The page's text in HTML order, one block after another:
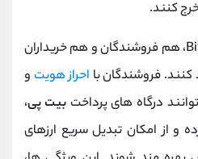
کنند.
برای استفاده از خدمات BitPay، هم فروشندگان و هم خریداران
کنند. فروشندگان با احراز هویت و
درگاه‌ های پرداختبیت ‌پی،
و از امکان تبدیل سریع ارزهای